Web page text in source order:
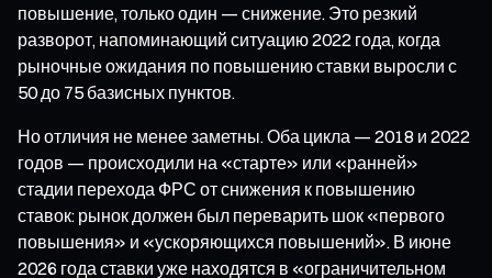
повышение, только один — снижение. Это резкий
разворот, напоминающий ситуацию 2022 года, когда
рыночные ожидания по повышению ставки выросли с
50 до 75 базисных пунктов.
Но отличия не менее заметны. Оба цикла — 2018 и 2022
годов — происходили на «старте» или «ранней»
стадии перехода ФРС от снижения к повышению
ставок: рынок должен был переварить шок «первого
повышения» и «ускоряющихся повышений». В июне
2026 года ставки уже находятся в «ограничительном